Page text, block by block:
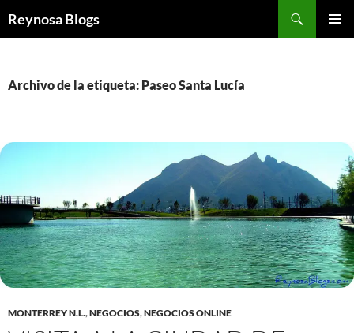
Reynosa Blogs
Archivo de la etiqueta: Paseo Santa Lucía
MONTERREY N.L.,NEGOCIOS,NEGOCIOS ONLINE